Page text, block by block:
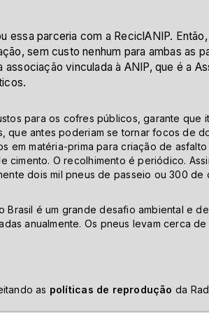
essa parceria com a ReciclANIP.
sem custo nenhum para ambas as
associação vinculada à ANIP, que é a
para os cofres públicos, garante que
que antes poderiam se tornar focos de
em matéria-prima para criação de
cimento. O recolhimento é periódico.
dois mil pneus de passeio ou 300 de
Brasil é um grande desafio ambiental e
anualmente. Os pneus levam cerca
as políticas de reprodução da